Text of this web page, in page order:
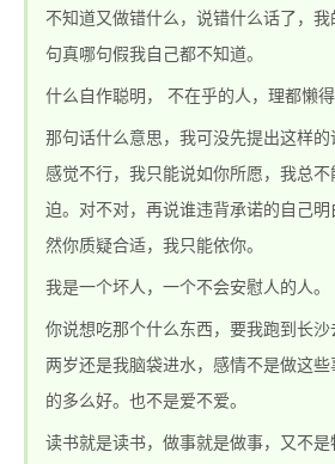
奇_1.76传奇发布网
不知道又做错什么，说错什么话了，
句真哪句假我自己都不知道。
什么自作聪明， 不在乎的人，理都懒得
那句话什么意思，我可没先提出这样
感觉不行，我只能说如你所愿，我总
迫。对不对，再说谁违背承诺的自己
然你质疑合适，我只能依你。
我是一个坏人，一个不会安慰人的人。
你说想吃那个什么东西，要我跑到长
两岁还是我脑袋进水，感情不是做这
的多么好。也不是爱不爱。
读书就是读书，做事就是做事，又不